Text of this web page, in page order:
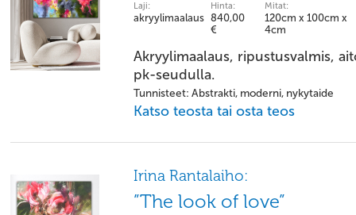
Laji:
akryylimaalaus
Hinta:
840,00
€
Mitat:
120cm x 100cm x
4cm
Akryylimaalaus, ripustusvalmis,
pk-seudulla.
Tunnisteet: Abstrakti, moderni, nykytaide
Katso teosta tai osta teos
Irina Rantalaiho:
”The look of love”